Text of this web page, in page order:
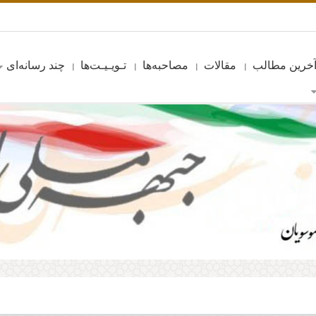
آخرین مطالب مقالات مصاحبه‌ها تـویـیـت‌ها چند رسانه‌ای